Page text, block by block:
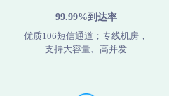
99.99%到达率
优质106短信通道；专线机房，
支持大容量、高并发